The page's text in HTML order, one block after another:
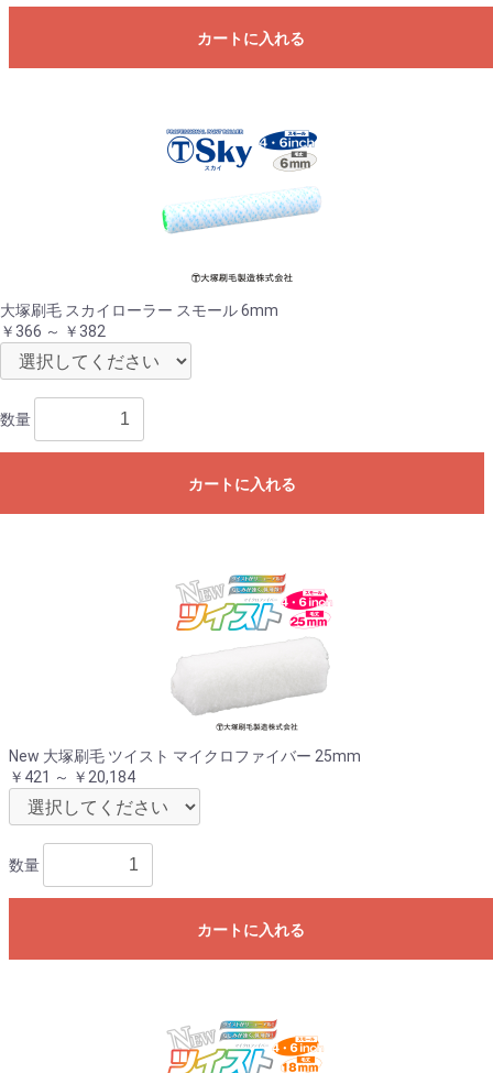
カートに入れる
大塚刷毛 スカイローラー スモール 6mm
￥366 ～ ￥382
数量
カートに入れる
New 大塚刷毛 ツイスト マイクロファイバー 25mm
￥421 ～ ￥20,184
数量
カートに入れる